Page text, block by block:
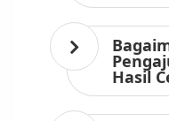
Hasil